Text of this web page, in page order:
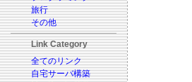
旅行
その他
Link Category
全てのリンク
自宅サーバ構築